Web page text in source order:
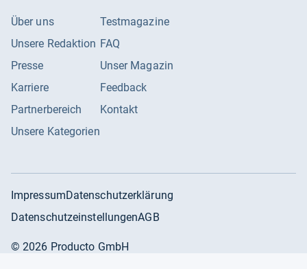
Über uns
Unsere Redaktion
Presse
Karriere
Partnerbereich
Unsere Kategorien
Testmagazine
FAQ
Unser Magazin
Feedback
Kontakt
ImpressumDatenschutzerklärung
DatenschutzeinstellungenAGB
©2026 Producto GmbH